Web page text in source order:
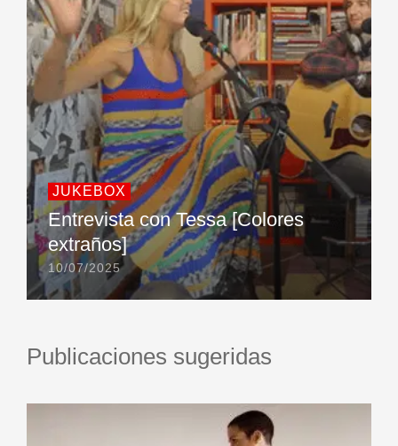
JUKEBOX
Entrevista con Tessa [Colores
extraños]
10/07/2025
Publicaciones sugeridas